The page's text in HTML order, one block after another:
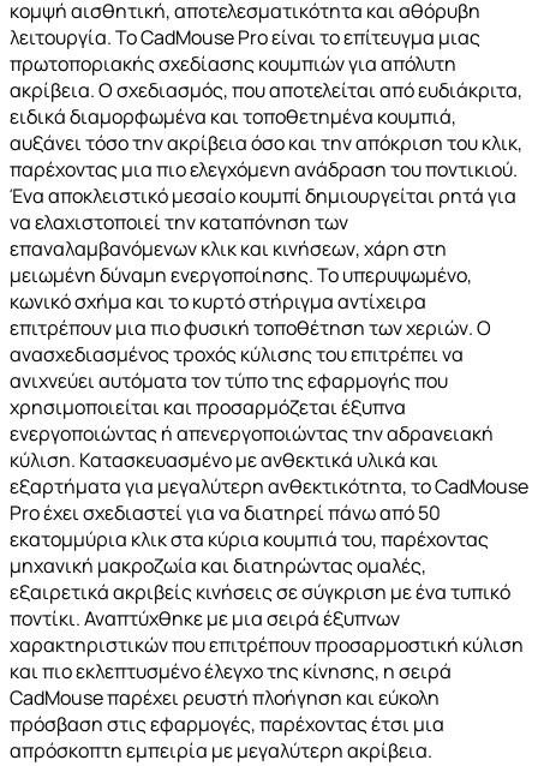
κομψή αισθητική, αποτελεσματικότητα και αθόρυβη
λειτουργία. Το CadMouse Pro είναι το επίτευγμα μιας
πρωτοποριακής σχεδίασης κουμπιών για απόλυτη
ακρίβεια. Ο σχεδιασμός, που αποτελείται από ευδιάκριτα,
ειδικά διαμορφωμένα και τοποθετημένα κουμπιά,
αυξάνει τόσο την ακρίβεια όσο και την απόκριση του κλικ,
παρέχοντας μια πιο ελεγχόμενη ανάδραση του ποντικιού.
Ένα αποκλειστικό μεσαίο κουμπί δημιουργείται ρητά για
να ελαχιστοποιεί την καταπόνηση των
επαναλαμβανόμενων κλικ και κινήσεων, χάρη στη
μειωμένη δύναμη ενεργοποίησης. Το υπερυψωμένο,
κωνικό σχήμα και το κυρτό στήριγμα αντίχειρα
επιτρέπουν μια πιο φυσική τοποθέτηση των χεριών. Ο
ανασχεδιασμένος τροχός κύλισης του επιτρέπει να
ανιχνεύει αυτόματα τον τύπο της εφαρμογής που
χρησιμοποιείται και προσαρμόζεται έξυπνα
ενεργοποιώντας ή απενεργοποιώντας την αδρανειακή
κύλιση. Κατασκευασμένο με ανθεκτικά υλικά και
εξαρτήματα για μεγαλύτερη ανθεκτικότητα, το CadMouse
Pro έχει σχεδιαστεί για να διατηρεί πάνω από 50
εκατομμύρια κλικ στα κύρια κουμπιά του, παρέχοντας
μηχανική μακροζωία και διατηρώντας ομαλές,
εξαιρετικά ακριβείς κινήσεις σε σύγκριση με ένα τυπικό
ποντίκι. Αναπτύχθηκε με μια σειρά έξυπνων
χαρακτηριστικών που επιτρέπουν προσαρμοστική κύλιση
και πιο εκλεπτυσμένο έλεγχο της κίνησης, η σειρά
CadMouse παρέχει ρευστή πλοήγηση και εύκολη
πρόσβαση στις εφαρμογές, παρέχοντας έτσι μια
απρόσκοπτη εμπειρία με μεγαλύτερη ακρίβεια.